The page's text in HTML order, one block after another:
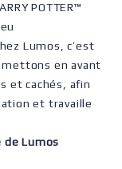
POTTER™
Lumos, c’est
en avant
et cachés, afin
et travaille
de Lumos